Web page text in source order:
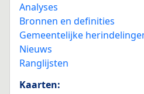
Analyses
Bronnen en definities
Gemeentelijke
Nieuws
Ranglijsten
Kaarten: